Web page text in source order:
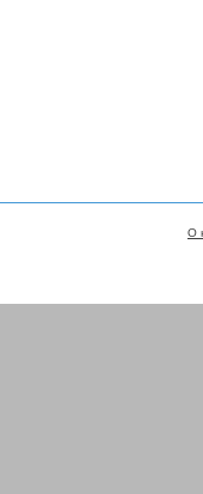
О